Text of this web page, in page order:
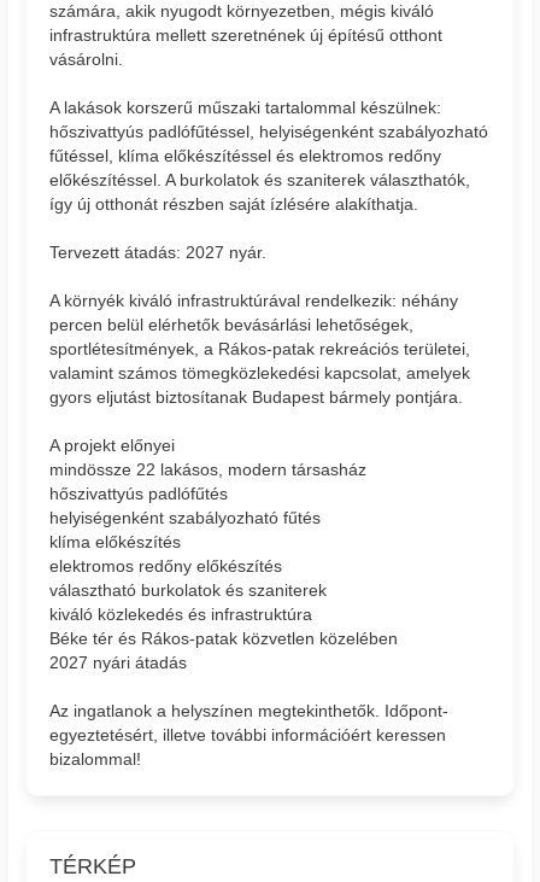
számára, akik nyugodt környezetben, mégis kiváló
infrastruktúra mellett szeretnének új építésű otthont
vásárolni.
A lakások korszerű műszaki tartalommal készülnek:
hőszivattyús padlófűtéssel, helyiségenként szabályozható
fűtéssel, klíma előkészítéssel és elektromos redőny
előkészítéssel. A burkolatok és szaniterek választhatók,
így új otthonát részben saját ízlésére alakíthatja.
Tervezett átadás: 2027 nyár.
A környék kiváló infrastruktúrával rendelkezik: néhány
percen belül elérhetők bevásárlási lehetőségek,
sportlétesítmények, a Rákos-patak rekreációs területei,
valamint számos tömegközlekedési kapcsolat, amelyek
gyors eljutást biztosítanak Budapest bármely pontjára.
A projekt előnyei
mindössze 22 lakásos, modern társasház
hőszivattyús padlófűtés
helyiségenként szabályozható fűtés
klíma előkészítés
elektromos redőny előkészítés
választható burkolatok és szaniterek
kiváló közlekedés és infrastruktúra
Béke tér és Rákos-patak közvetlen közelében
2027 nyári átadás
Az ingatlanok a helyszínen megtekinthetők. Időpont-
egyeztetésért, illetve további információért keressen
bizalommal!
TÉRKÉP